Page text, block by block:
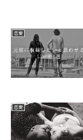
恋愛
恋愛